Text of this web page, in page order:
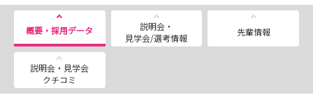
概要・採用データ
説明会・
見学会/選考情報
先輩情報
説明会・見学会
クチコミ